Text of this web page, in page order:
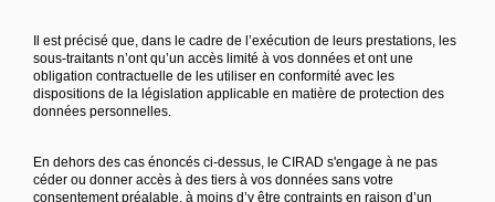
Il est précisé que, dans le cadre de l’exécution de leurs prestations, les
sous-traitants n’ont qu’un accès limité à vos données et ont une
obligation contractuelle de les utiliser en conformité avec les
dispositions de la législation applicable en matière de protection des
données personnelles.
En dehors des cas énoncés ci-dessus, le CIRAD s'engage à ne pas
céder ou donner accès à des tiers à vos données sans votre
consentement préalable, à moins d’y être contraints en raison d’un